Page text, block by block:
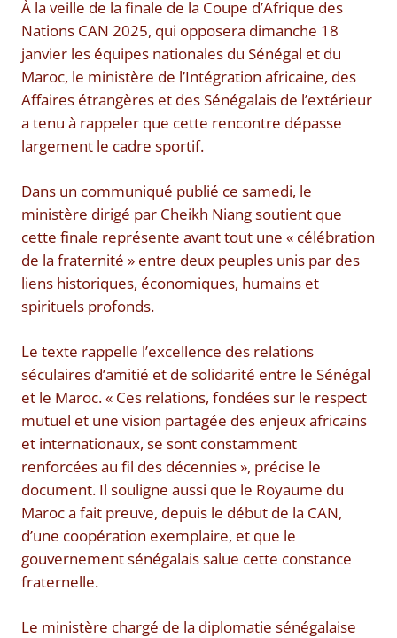
À la veille de la finale de la Coupe d’Afrique des
Nations CAN 2025, qui opposera dimanche 18
janvier les équipes nationales du Sénégal et du
Maroc, le ministère de l’Intégration africaine, des
Affaires étrangères et des Sénégalais de l’extérieur
a tenu à rappeler que cette rencontre dépasse
largement le cadre sportif.
Dans un communiqué publié ce samedi, le
ministère dirigé par Cheikh Niang soutient que
cette finale représente avant tout une « célébration
de la fraternité » entre deux peuples unis par des
liens historiques, économiques, humains et
spirituels profonds.
Le texte rappelle l’excellence des relations
séculaires d’amitié et de solidarité entre le Sénégal
et le Maroc. « Ces relations, fondées sur le respect
mutuel et une vision partagée des enjeux africains
et internationaux, se sont constamment
renforcées au fil des décennies », précise le
document. Il souligne aussi que le Royaume du
Maroc a fait preuve, depuis le début de la CAN,
d’une coopération exemplaire, et que le
gouvernement sénégalais salue cette constance
fraternelle.
Le ministère chargé de la diplomatie sénégalaise